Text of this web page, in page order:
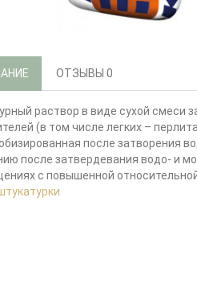
ОТЗЫВЫ 0
раствор в виде сухой смеси
(в том числе легких –
после затворения
после затвердевания водо- и
с повышенной